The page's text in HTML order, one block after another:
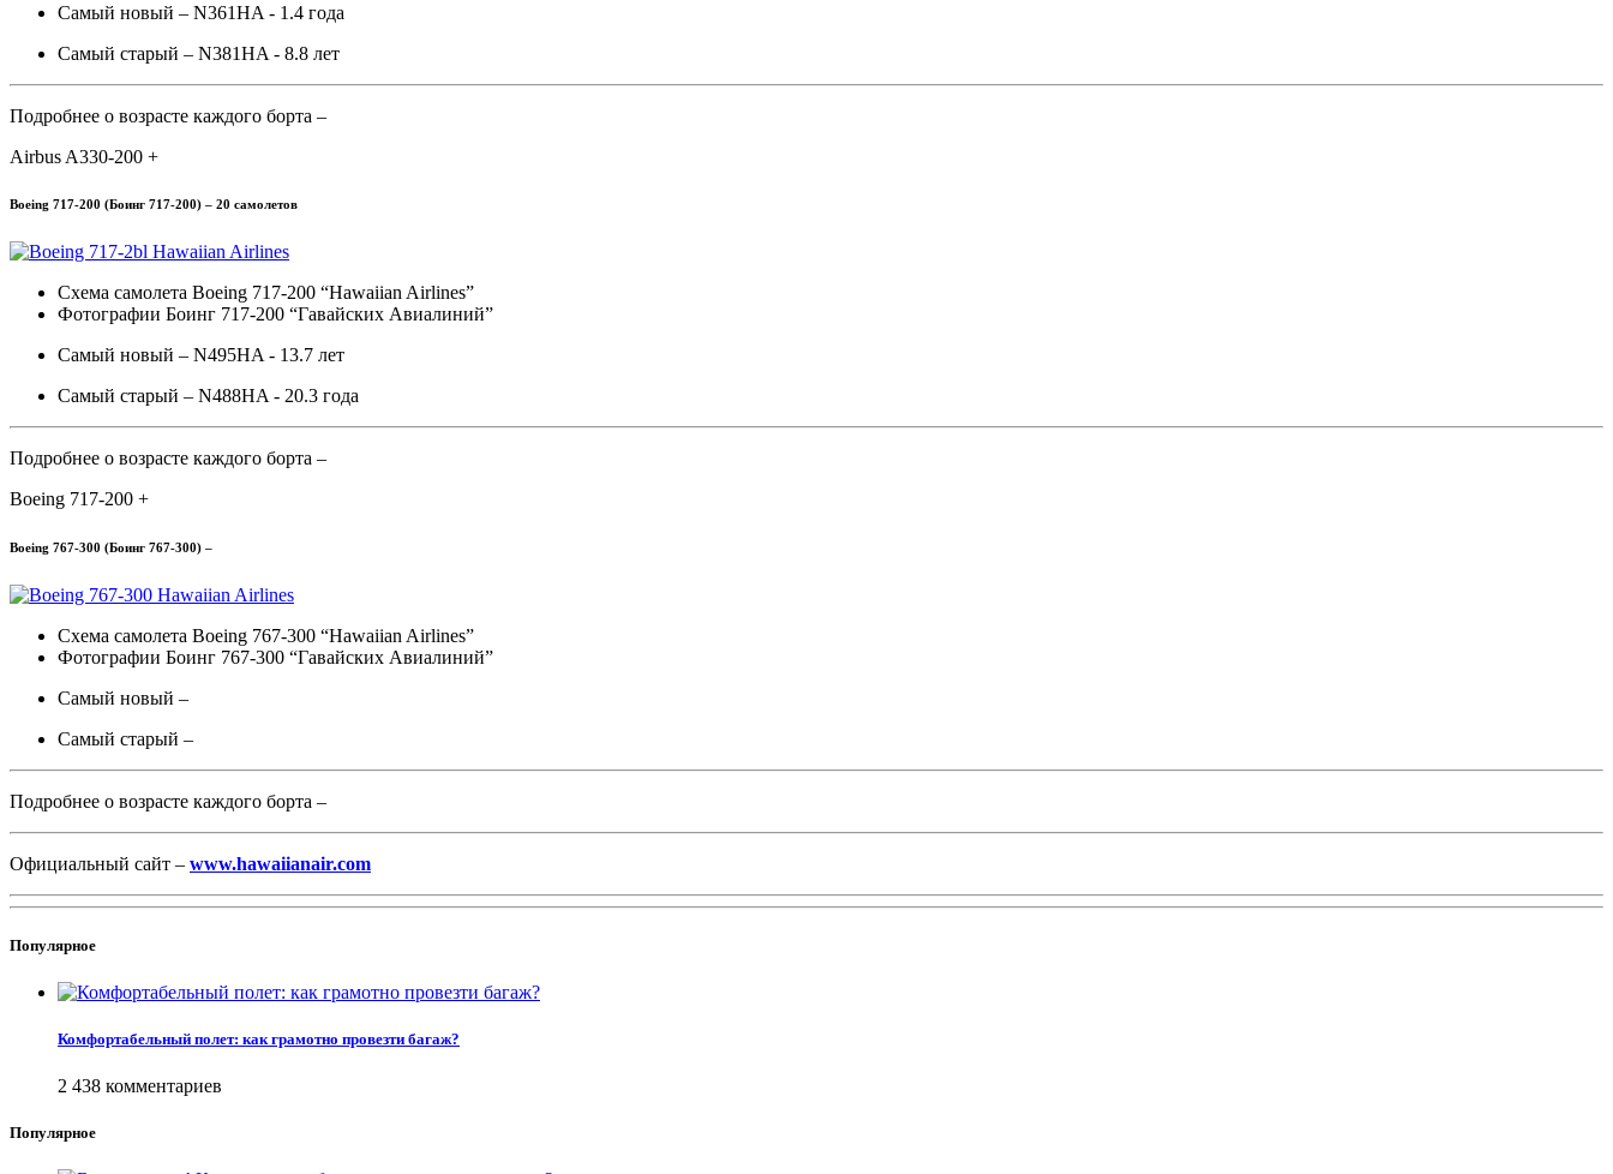
Самый новый – N361HA - 1.4 года
Самый старый – N381HA - 8.8 лет
Подробнее о возрасте каждого борта –
Airbus A330-200 +
Boeing 717-200 (Боинг 717-200) – 20 самолетов
Схема самолета Boeing 717-200 “Hawaiian Airlines”
Фотографии Боинг 717-200 “Гавайских Авиалиний”
Самый новый – N495HA - 13.7 лет
Самый старый – N488HA - 20.3 года
Подробнее о возрасте каждого борта –
Boeing 717-200 +
Boeing 767-300 (Боинг 767-300) –
Схема самолета Boeing 767-300 “Hawaiian Airlines”
Фотографии Боинг 767-300 “Гавайских Авиалиний”
Самый новый –
Самый старый –
Подробнее о возрасте каждого борта –
Официальный сайт – www.hawaiianair.com
Популярное
Комфортабельный полет: как грамотно провезти багаж?
2 438 комментариев
Популярное